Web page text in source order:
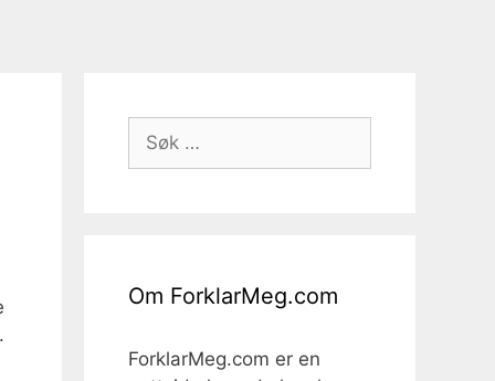
Søk
etter:
Om ForklarMeg.com
ForklarMeg.com er en